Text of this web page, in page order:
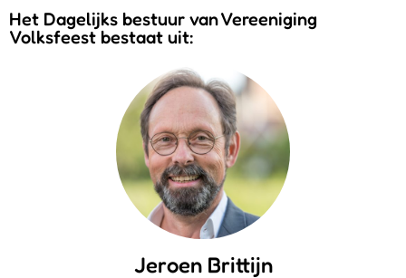
Het Dagelijks bestuur van Vereeniging
Volksfeest bestaat uit:
Jeroen Brittijn